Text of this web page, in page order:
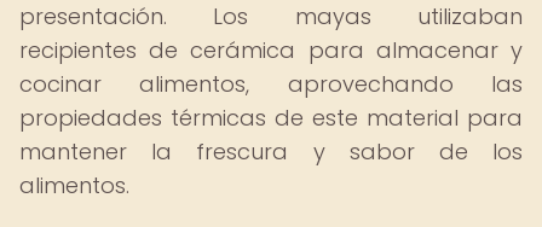
presentación. Los mayas utilizaban
recipientes de cerámica para almacenar y
cocinar alimentos, aprovechando las
propiedades térmicas de este material para
mantener la frescura y sabor de los
alimentos.